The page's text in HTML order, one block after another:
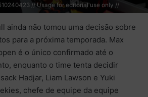
// Usage for editorial use only //
ainda não tomou uma decisão sobre
para a próxima temporada. Max
é o único confirmado até o
enquanto o time tenta decidir
Hadjar, Liam Lawson e Yuki
chefe de equipe da equipe